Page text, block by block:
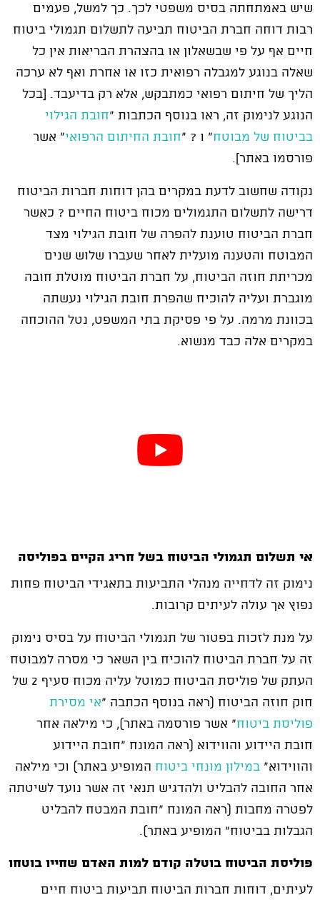
שיש באמתחתה בסיס משפטי לכך. כך למשל, פעמים
רבות דוחה חברת הביטוח תביעה לתשלום תגמולי ביטוח
חיים אף על פי שבשאלון או בהצהרת הבריאות אין כל
שאלה בנוגע למגבלה רפואית כזו או אחרת ואף לא ערכה
הליך של חיתום רפואי כמתבקש, אלא רק בדיעבד. [בכל
הנוגע לנימוק זה, ראו בנוסף הכתבות "חובת הגילוי
בביטוח של מבוטח" ו ? "חובת החיתום הרפואי" אשר
פורסמו באתר].
נקודה שחשוב לדעת במקרים בהן דוחות חברות הביטוח
דרישה לתשלום התגמולים מכוח ביטוח החיים ? כאשר
חברת הביטוח טוענת להפרה של חובת הגילוי מצד
המבוטח והטענה מועלית לאחר שעברו שלוש שנים
מכריתת חוזה הביטוח, על חברת הביטוח מוטלת חובה
מוגברת ועליה להוכיח שהפרת חובת הגילוי נעשתה
בכוונת מרמה. על פי פסיקת בתי המשפט, נטל ההוכחה
במקרים אלה כבד מנשוא.
אי תשלום תגמולי הביטוח בשל חריג הקיים בפוליסה
נימוק זה לדחייה מנהלי התביעות בתאגידי הביטוח פחות
נפוץ אך עולה לעיתים קרובות.
על מנת לזכות בפטור של תגמולי הביטוח על בסיס נימוק
זה על חברת הביטוח להוכיח בין השאר כי מסרה למבוטח
העתק של פוליסת הביטוח כמוטל עליה מכוח סעיף 2 של
חוק חוזה הביטוח (ראה בנוסף הכתבה "אי מסירת
פוליסת ביטוח" אשר פורסמה באתר), כי מילאה אחר
חובת היידוע והווידוא (ראה המונח "חובת היידוע
והווידוא" במילון מונחי ביטוח המופיע באתר) וכי מילאה
אחר החובה להבליט ולהדגיש תנאי זה אשר נועד לשיטתה
לפטרה מחבות (ראה המונח "חובת המבטח להבליט
הגבלות בביטוח" המופיע באתר).
פוליסת הביטוח בוטלה קודם למות האדם שחייו בוטחו
לעיתים, דוחות חברות הביטוח תביעות ביטוח חיים